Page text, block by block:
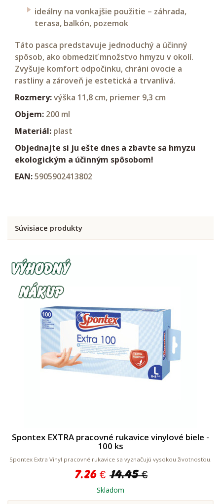
ideálny na vonkajšie použitie – záhrada,
terasa, balkón, pozemok
Táto pasca predstavuje jednoduchý a účinný
spôsob, ako obmedziť množstvo hmyzu v okolí.
Zvyšuje komfort odpočinku, chráni ovocie a
rastliny a zároveň je estetická a trvanlivá.
Rozmery:výška 11,8 cm, priemer 9,3 cm
Objem: 200 ml
Materiál: plast
Objednajte si ju ešte dnes a zbavte sa hmyzu
ekologickým a účinným spôsobom!
EAN:5905902413802
Súvisiace produkty
Spontex EXTRA pracovné rukavice vinylové biele -
100 ks
Spontex Extra Vinyl pracovné rukavice sa vyznačujú vysokou životnosťou.
7.26 € 14.45 €
Skladom